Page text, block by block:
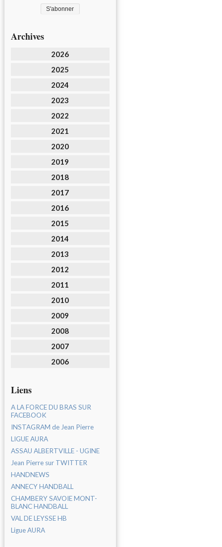
Archives
2026
2025
2024
2023
2022
2021
2020
2019
2018
2017
2016
2015
2014
2013
2012
2011
2010
2009
2008
2007
2006
Liens
A LA FORCE DU BRAS SUR
FACEBOOK
INSTAGRAM de Jean Pierre
LIGUE AURA
ASSAU ALBERTVILLE - UGINE
Jean Pierre sur TWITTER
HANDNEWS
ANNECY HANDBALL
CHAMBERY SAVOIE MONT-
BLANC HANDBALL
VAL DE LEYSSE HB
Ligue AURA